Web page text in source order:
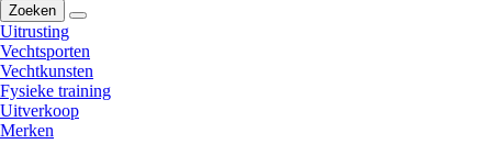
Zoeken
Uitrusting
Vechtsporten
Vechtkunsten
Fysieke training
Uitverkoop
Merken